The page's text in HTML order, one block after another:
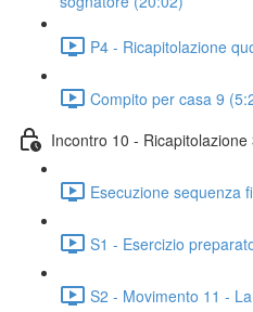
P4 - Ricapitolazione
Compito per casa 9
Incontro 10 -
Esecuzione sequenza
S1 - Esercizio
S2 - Movimento 11 -